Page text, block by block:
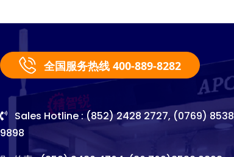
全国服务热线 400-889-8282
Sales Hotline : (852) 2428 2727, (0769) 8538
9898